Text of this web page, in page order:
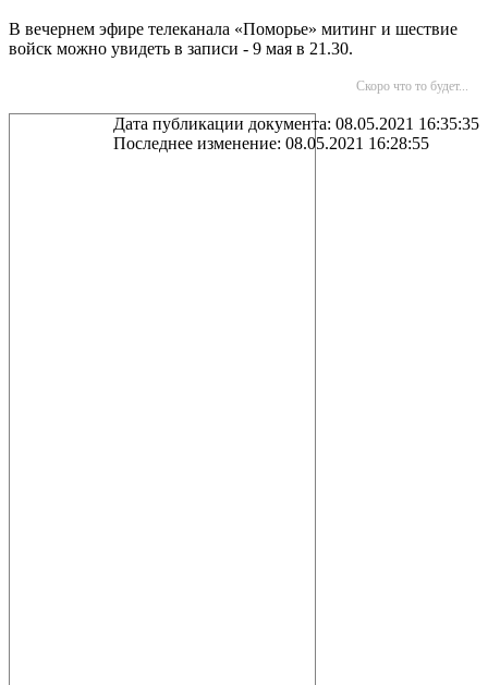
В вечернем эфире телеканала «Поморье» митинг и шествие
войск можно увидеть в записи - 9 мая в 21.30.
Скоро что то будет...
Дата публикации документа: 08.05.2021 16:35:35
Последнее изменение: 08.05.2021 16:28:55